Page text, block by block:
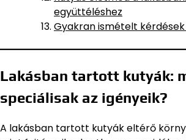
együttéléshez
Gyakran ismételt kérdések
Lakásban tartott kutyák:
speciálisak az igényeik?
A lakásban tartott kutyák eltérő